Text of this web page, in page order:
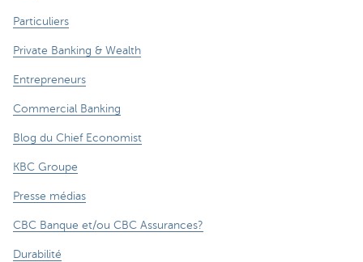
Particuliers
Private Banking & Wealth
Entrepreneurs
Commercial Banking
Blog du Chief Economist
KBC Groupe
Presse médias
CBC Banque et/ou CBC Assurances?
Durabilité